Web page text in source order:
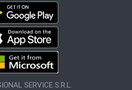
SERVICE S.R.L.